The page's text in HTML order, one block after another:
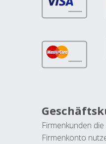
Firmenkunden
Firmenkonto